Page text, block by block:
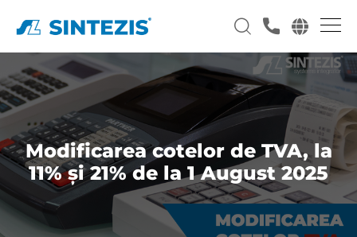
Modificarea cotelor de TVA, la
11% și 21% de la 1 August 2025